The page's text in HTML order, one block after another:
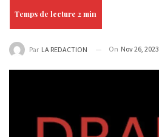
Par LA REDACTION On Nov 26, 2023